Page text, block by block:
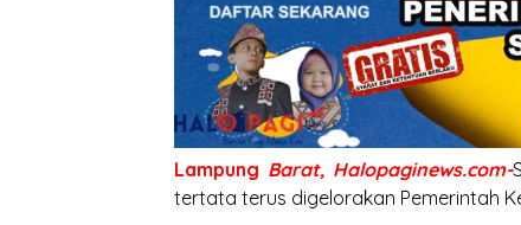
Lampung Barat, Halopaginews.com-
tertata terus digelorakan Pemerintah